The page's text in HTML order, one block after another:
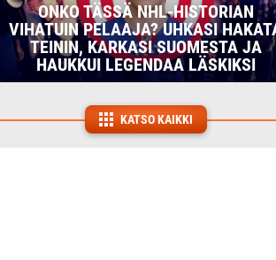
ONKO TÄSSÄ NHL-HISTORIAN
VIHATUIN PELAAJA? UHKASI
TEININ, KARKASI SUOMESTA JA
HAUKKUI LEGENDAA LÄSKIKSI
KATSO KAIKKI